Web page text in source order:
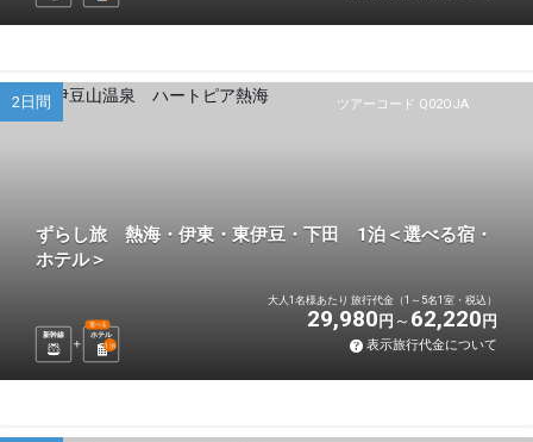
ツアーコード Q02OJA
2日間
ずらし旅 熱海・伊東・東伊豆・下田 1泊＜選べる宿・
ホテル＞
新幹線 ホテル
選べる
1 泊
大人1名様あたり 旅行代金（1～5名1室・税込）
29,980 円 62,220 円
表示旅行代金について